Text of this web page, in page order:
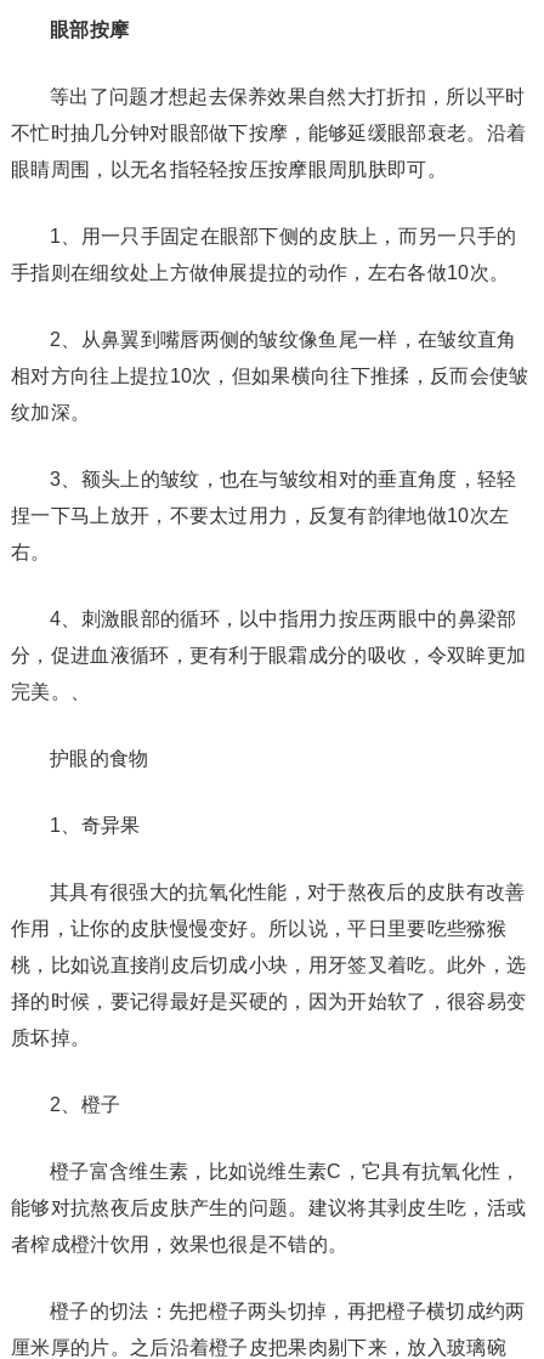
眼部按摩
等出了问题才想起去保养效果自然大打折扣，所以平时
不忙时抽几分钟对眼部做下按摩，能够延缓眼部衰老。沿着
眼睛周围，以无名指轻轻按压按摩眼周肌肤即可。
1、用一只手固定在眼部下侧的皮肤上，而另一只手的
手指则在细纹处上方做伸展提拉的动作，左右各做10次。
2、从鼻翼到嘴唇两侧的皱纹像鱼尾一样，在皱纹直角
相对方向往上提拉10次，但如果横向往下推揉，反而会使皱
纹加深。
3、额头上的皱纹，也在与皱纹相对的垂直角度，轻轻
捏一下马上放开，不要太过用力，反复有韵律地做10次左
右。
4、刺激眼部的循环，以中指用力按压两眼中的鼻梁部
分，促进血液循环，更有利于眼霜成分的吸收，令双眸更加
完美。、
护眼的食物
1、奇异果
其具有很强大的抗氧化性能，对于熬夜后的皮肤有改善
作用，让你的皮肤慢慢变好。所以说，平日里要吃些猕猴
桃，比如说直接削皮后切成小块，用牙签叉着吃。此外，选
择的时候，要记得最好是买硬的，因为开始软了，很容易变
质坏掉。
2、橙子
橙子富含维生素，比如说维生素C，它具有抗氧化性，
能够对抗熬夜后皮肤产生的问题。建议将其剥皮生吃，活或
者榨成橙汁饮用，效果也很是不错的。
橙子的切法：先把橙子两头切掉，再把橙子横切成约两
厘米厚的片。之后沿着橙子皮把果肉剔下来，放入玻璃碗